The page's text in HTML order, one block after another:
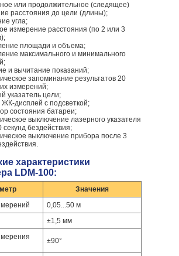
или продолжительное (следящее)
расстояния до цели (длины);
угла;
измерение расстояния (по 2 или 3
площади и объема;
максимального и минимального
и вычитание показаний;
запоминание результатов 20
измерений;
указатель цели;
дисплей с подсветкой;
состояния батареи;
выключение лазерного указателя
секунд бездействия;
выключение прибора после 3
характеристики
LDM-100:
Значения
0,05...50 м
±1,5 мм
±90°